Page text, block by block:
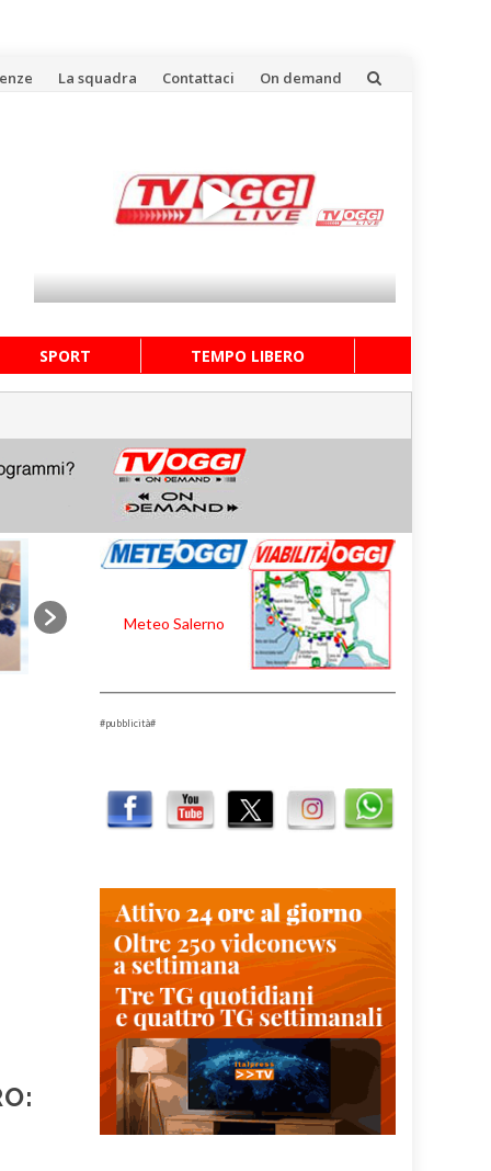
La squadra Contattaci On demand
SPORT TEMPO LIBERO
Meteo Salerno
#pubblicità#